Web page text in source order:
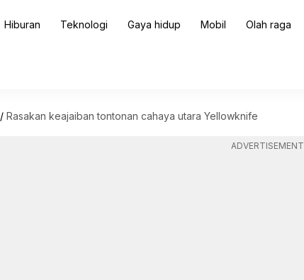
Hiburan Teknologi Gaya hidup Mobil Olah raga
/ Rasakan keajaiban tontonan cahaya utara Yellowknife
ADVERTISEMENT